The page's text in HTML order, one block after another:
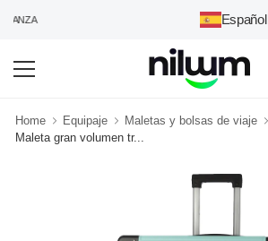
Español
Home Equipaje Maletas y bolsas de viaje
Maleta gran volumen tr...